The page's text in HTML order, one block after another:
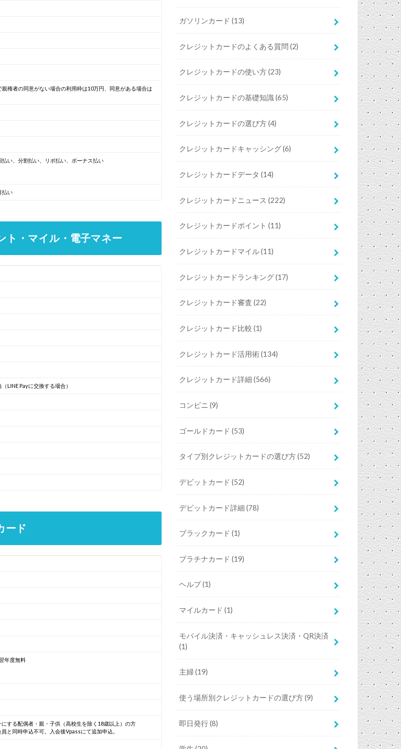
権者の同意がない場合の利用枠は10万円、同意がある場合は
払い、分割払い、リボ払い、ボーナス払い
払い
ト・マイル・電子マネー
LINE Payに交換する場合）
ード
年度無料
する配偶者・親・子供（高校生を除く18歳以上）の方
と同時申込不可。入会後Vpassにて追加申込。
ガソリンカード(13)
クレジットカードのよくある質問(2)
クレジットカードの使い方(23)
クレジットカードの基礎知識(65)
クレジットカードの選び方(4)
クレジットカードキャッシング(6)
クレジットカードデータ(14)
クレジットカードニュース(222)
クレジットカードポイント(11)
クレジットカードマイル(11)
クレジットカードランキング(17)
クレジットカード審査(22)
クレジットカード比較(1)
クレジットカード活用術(134)
クレジットカード詳細(566)
コンビニ(9)
ゴールドカード(53)
タイプ別クレジットカードの選び方(52)
デビットカード(52)
デビットカード詳細(78)
ブラックカード(1)
プラチナカード(19)
ヘルプ(1)
マイルカード(1)
モバイル決済・キャッシュレス決済・QR決済
(1)
主婦(19)
使う場所別クレジットカードの選び方(9)
即日発行(8)